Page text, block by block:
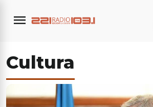
menu
Cultura